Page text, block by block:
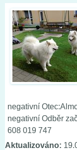
negativní
negativní Odběr
608 019 747
Aktualizováno: